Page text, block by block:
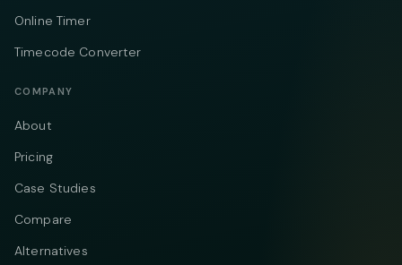
Online Timer
Timecode Converter
COMPANY
About
Pricing
Case Studies
Compare
Alternatives